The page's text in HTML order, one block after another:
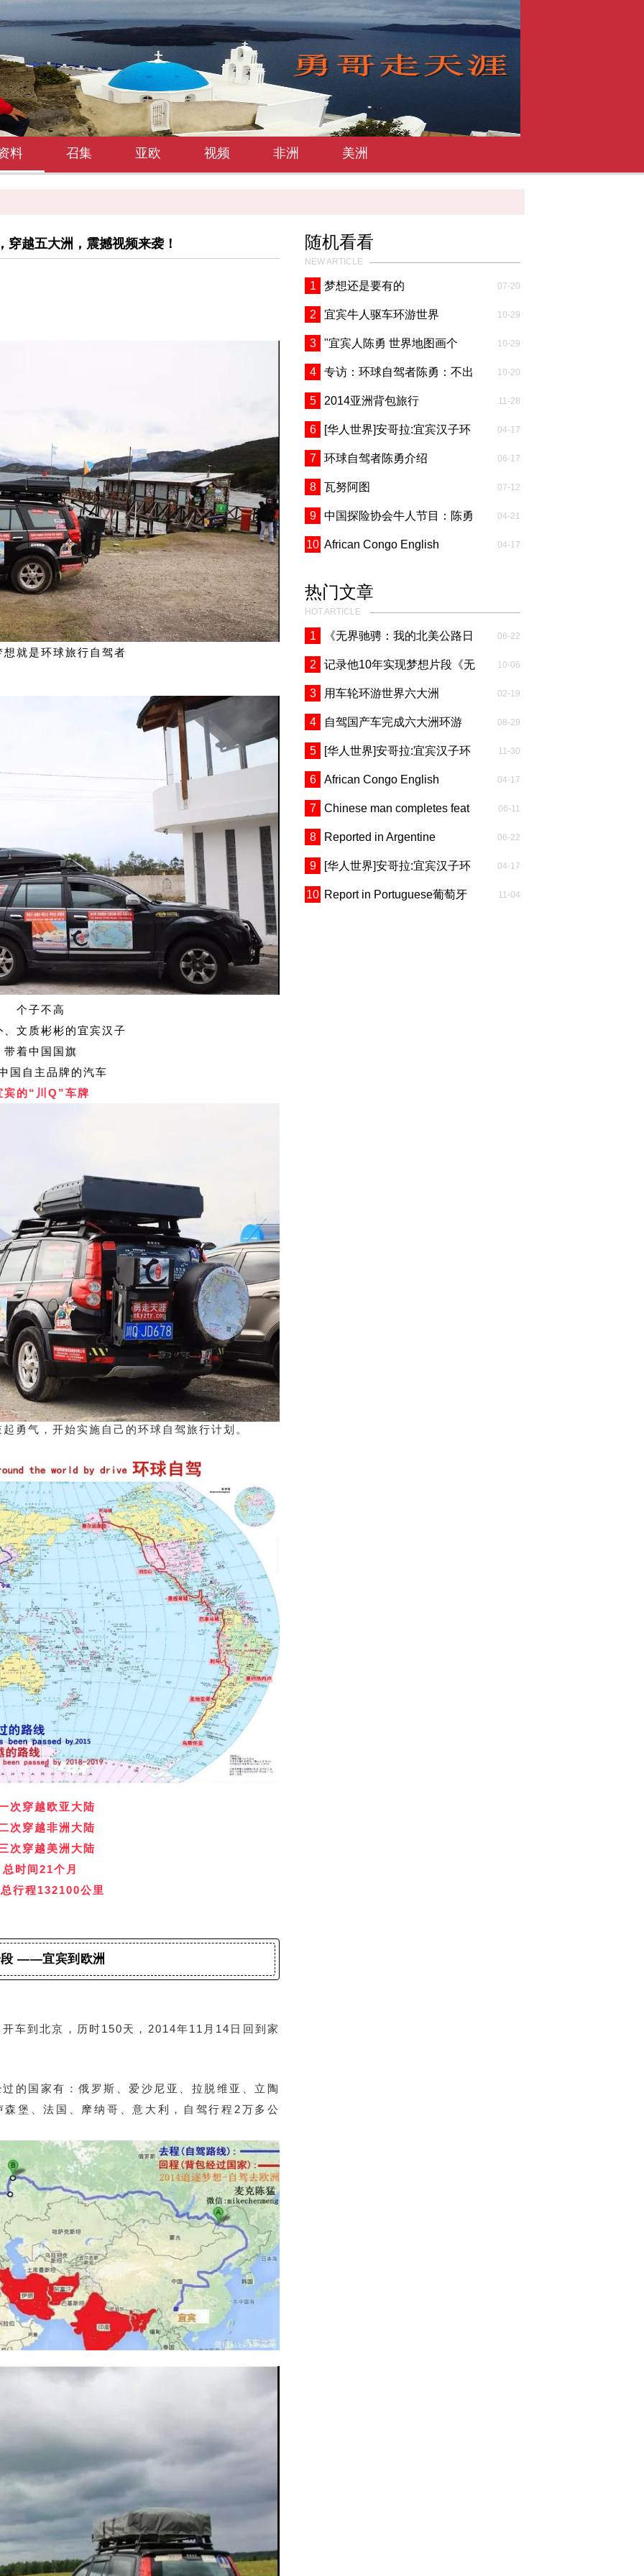
料 召集 亚欧 视频 非洲 美洲
越五大洲，震撼视频来袭！
想就是环球旅行自驾者
个子不高
、文质彬彬的宜宾汉子
带着中国国旗
国自主品牌的汽车
宾的“ 川Q ”车牌
起勇气，开始实施自己的环球自驾旅行计划。
次穿越欧亚大陆
次穿越非洲大陆
次穿越美洲大陆
总时间21个月
行程132100公里
段 ——宜宾到欧洲
车到北京，历时150天，2014年11月14日回到家
过的国家有：俄罗斯、爱沙尼亚、拉脱维亚、立陶
堡、法国、摩纳哥、意大利，自驾行程2万多公
随机看看
NEW ARTICLE
1 梦想还是要有的 07-20
2 宜宾牛人驱车环游世界 10-29
3
"宜宾人陈勇 世界地图画个
10-29
4
专访：环球自驾者陈勇：不出
10-20
5 2014亚洲背包旅行 11-28
6
[华人世界]安哥拉:宜宾汉子环
04-17
7 环球自驾者陈勇介绍 06-17
8 瓦努阿图 07-12
9
中国探险协会牛人节目：陈勇
04-21
10 African Congo English
04-17
热门文章
HOT ARTICLE
1
《无界驰骋：我的北美公路日
06-22
2
记录他10年实现梦想片段《无
10-06
3 用车轮环游世界六大洲 02-19
4
自驾国产车完成六大洲环游
08-29
5
[华人世界]安哥拉:宜宾汉子环
11-30
6
African Congo English
04-17
7
Chinese man completes feat
06-11
8
Reported in Argentine
06-22
9
[华人世界]安哥拉:宜宾汉子环
04-17
10 Report in Portuguese葡萄牙
11-04